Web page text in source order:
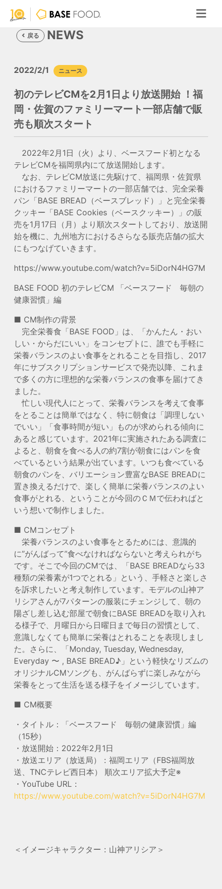
戻る NEWS
2022/2/1 ニュース
初のテレビCMを2月1日より放送開始 ！福
岡・佐賀のファミリーマート一部店舗で販
売も順次スタート
2022年2月1日（火）より、ベースフード初となる
テレビCMを福岡県内にて放送開始します。
なお、テレビCM放送に先駆けて、福岡県・佐賀県
におけるファミリーマートの一部店舗では、完全栄養
パン「BASE BREAD（ベースブレッド）」と完全栄養
クッキー「BASE Cookies（ベースクッキー）」の販
売を1月17日（月）より順次スタートしており、放送開
始を機に、九州地方におけるさらなる販売店舗の拡大
にもつなげていきます。
https://www.youtube.com/watch?v=5iDorN4HG7M
BASE FOOD 初のテレビCM 「ベースフード 毎朝の
健康習慣」編
■ CM制作の背景
完全栄養食「BASE FOOD」は、「かんたん・おい
しい・からだにいい」をコンセプトに、誰でも手軽に
栄養バランスのよい食事をとれることを目指し、2017
年にサブスクリプションサービスで発売以降、これま
で多くの方に理想的な栄養バランスの食事を届けてき
ました。
忙しい現代人にとって、栄養バランスを考えて食事
をとることは簡単ではなく、特に朝食は「調理しない
でいい」「食事時間が短い」ものが求められる傾向に
あると感じています。2021年に実施されたある調査に
よると、朝食を食べる人の約7割が朝食にはパンを食
べているという結果が出ています。いつも食べている
朝食のパンを、バリエーション豊富なBASE BREADに
置き換えるだけで、楽しく簡単に栄養バランスのよい
食事がとれる、ということが今回のＣＭで伝わればと
いう想いで制作しました。
■ CMコンセプト
栄養バランスのよい食事をとるためには、意識的
に”がんばって”食べなければならないと考えられがち
です。そこで今回のCMでは、「BASE BREADなら33
種類の栄養素が1つでとれる」という、手軽さと楽しさ
を訴求したいと考え制作しています。モデルの山神ア
リシアさんが7パターンの服装にチェンジして、朝の
陽ざし差し込む部屋で朝食にBASE BREADを取り入れ
る様子で、月曜日から日曜日まで毎日の習慣として、
意識しなくても簡単に栄養はとれることを表現しまし
た。さらに、「Monday, Tuesday, Wednesday,
Everyday 〜 , BASE BREAD♪」という軽快なリズムの
オリジナルCMソングも、がんばらずに楽しみながら
栄養をとって生活を送る様子をイメージしています。
■ CM概要
・タイトル：「ベースフード 毎朝の健康習慣」編
（15秒）
・放送開始：2022年2月1日
・放送エリア（放送局）：福岡エリア（FBS福岡放
送、TNCテレビ西日本） 順次エリア拡大予定※
・YouTube URL：
https://www.youtube.com/watch?v=5iDorN4HG7M
＜イメージキャラクター：山神アリシア＞